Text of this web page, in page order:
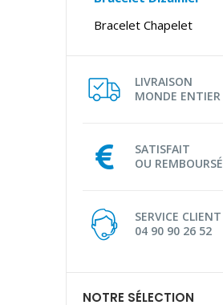
Bracelet Chapelet
LIVRAISON
MONDE ENTIER
SATISFAIT
OU REMBOURSÉ
SERVICE CLIENT
04 90 90 26 52
NOTRE SÉLECTION